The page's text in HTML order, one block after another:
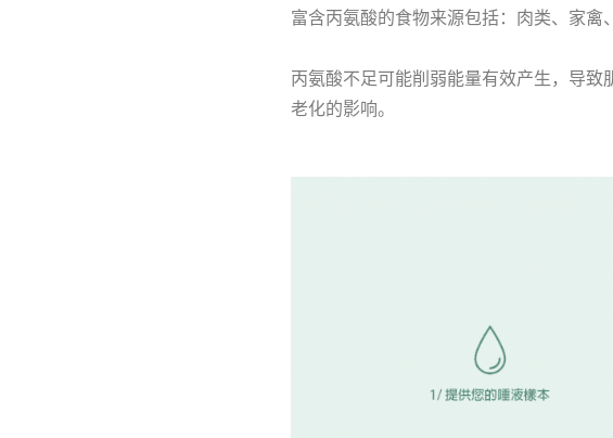
富含丙氨酸的食物来源包括：肉类、家禽
丙氨酸不足可能削弱能量有效产生，导
老化的影响。